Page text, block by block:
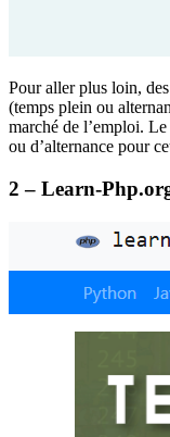
Pour aller plus loin, des
(temps plein ou
marché de l’emploi.
ou d’alternance pour
2 – Learn-